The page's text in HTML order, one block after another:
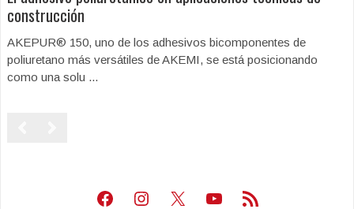
construcción
AKEPUR® 150, uno de los adhesivos bicomponentes de
poliuretano más versátiles de AKEMI, se está posicionando
como una solu ...
Facebook
Instagram
X Youtube
Feed RSS